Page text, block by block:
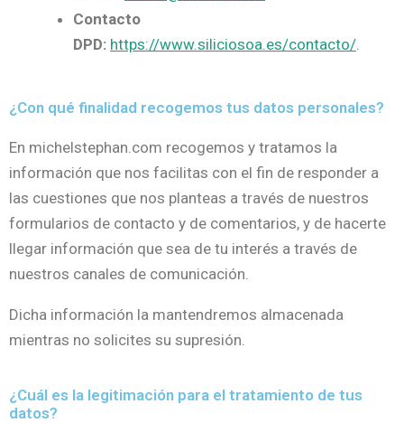
Contacto
DPD: https://www.siliciosoa.es/contacto/.
¿Con qué finalidad recogemos tus datos personales?
En michelstephan.com recogemos y tratamos la
información que nos facilitas con el fin de responder a
las cuestiones que nos planteas a través de nuestros
formularios de contacto y de comentarios, y de hacerte
llegar información que sea de tu interés a través de
nuestros canales de comunicación.
Dicha información la mantendremos almacenada
mientras no solicites su supresión.
¿Cuál es la legitimación para el tratamiento de tus
datos?